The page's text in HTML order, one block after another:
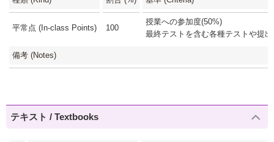
平常点 (In-class Points) 100
授業への参加度(50%)
最終テストを含む各種テストや提
備考 (Notes)
テキスト / Textbooks